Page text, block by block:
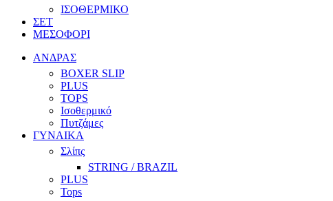
ΙΣΟΘΕΡΜΙΚΟ
ΣΕΤ
ΜΕΣΟΦΟΡΙ
ΑΝΔΡΑΣ
BOXER SLIP
PLUS
TOPS
Ισοθερμικό
Πυτζάμες
ΓΥΝΑΙΚΑ
Σλίπς
STRING / BRAZIL
PLUS
Tops